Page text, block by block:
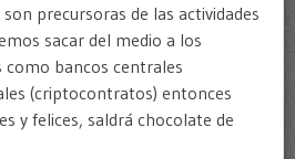
precursoras de las actividades
sacar del medio a los
como bancos centrales
(criptocontratos) entonces
y felices, saldrá chocolate de